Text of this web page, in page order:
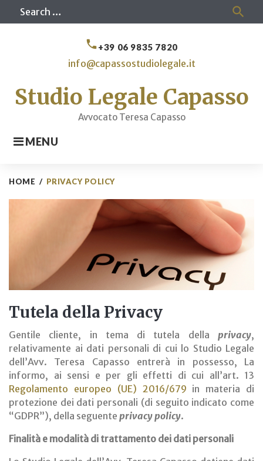
search
Studio Legale Capasso
Avvocato Teresa Capasso
MENU
call+39 06 9835 7820
info@capassostudiolegale.it
HOME / PRIVACY POLICY
Privacy
Tutela della Privacy
Gentile cliente, in tema di tutela della privacy,
relativamente ai dati personali di cui lo Studio Legale
dell’Avv. Teresa Capasso entrerà in possesso, La
informo, ai sensi e per gli effetti di cui all’art. 13
Regolamento europeo (UE) 2016/679 in materia di
protezione dei dati personali (di seguito indicato come
“GDPR”), della seguente privacy policy.
Finalità e modalità di trattamento dei dati personali